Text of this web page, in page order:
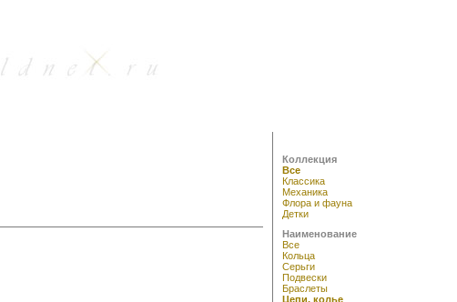
Коллекция
Все
Классика
Механика
Флора и фауна
Детки
Наименование
Все
Кольца
Серьги
Подвески
Браслеты
Цепи, колье